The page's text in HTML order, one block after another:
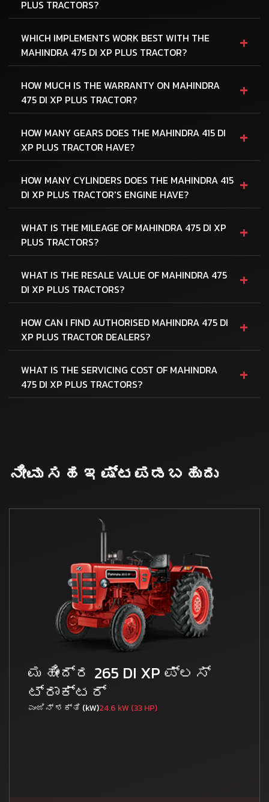
PLUS TRACTORS?
WHICH IMPLEMENTS WORK BEST WITH THE
MAHINDRA 475 DI XP PLUS TRACTOR?
+
HOW MUCH IS THE WARRANTY ON MAHINDRA
475 DI XP PLUS TRACTOR?
+
HOW MANY GEARS DOES THE MAHINDRA 415 DI
XP PLUS TRACTOR HAVE?
+
HOW MANY CYLINDERS DOES THE MAHINDRA 415
DI XP PLUS TRACTOR'S ENGINE HAVE?
+
WHAT IS THE MILEAGE OF MAHINDRA 475 DI XP
PLUS TRACTORS?
+
WHAT IS THE RESALE VALUE OF MAHINDRA 475
DI XP PLUS TRACTORS?
+
HOW CAN I FIND AUTHORISED MAHINDRA 475 DI
XP PLUS TRACTOR DEALERS?
+
WHAT IS THE SERVICING COST OF MAHINDRA
475 DI XP PLUS TRACTORS?
+
ನೀವು ಸಹ ಇಷ್ಟಪಡಬಹುದು
ಮಹೀಂದ್ರ 265 DI XP ಪ್ಲಸ್
ಟ್ರಾಕ್ಟರ್
ಎಂಜಿನ್ ಶಕ್ತಿ (kW)24.6 kW (33 HP)